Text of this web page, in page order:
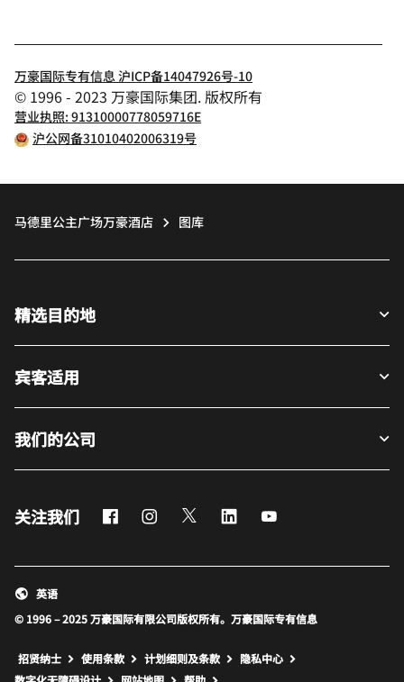
万豪国际专有信息 沪ICP备14047926号-10
© 1996 - 2023 万豪国际集团. 版权所有
营业执照: 91310000778059716E
沪公网备31010402006319号
马德里公主广场万豪酒店 图库
精选目的地
宾客适用
我们的公司
关注我们 FacebookInstagram
Twitter LinkedIn
© 1996 – 2025 万豪国际有限公司版权所有。万豪国际专有信息
英语
招贤纳士 使用条款 计划细则及条款
隐私中心